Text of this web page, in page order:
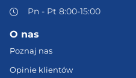
Średnica otworu
Pn - Pt 8:00-15:00
O nas
Poznaj nas
Opinie klientów